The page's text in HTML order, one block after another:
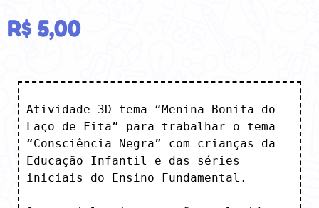
R$ 5,00
Atividade 3D tema “Menina Bonita do
Laço de Fita” para trabalhar o tema
“Consciência Negra” com crianças da
Educação Infantil e das séries
iniciais do Ensino Fundamental.